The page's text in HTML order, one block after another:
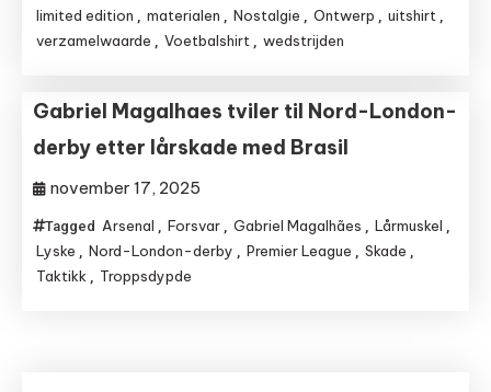
limited edition , materialen , Nostalgie , Ontwerp , uitshirt ,
verzamelwaarde , Voetbalshirt , wedstrijden
Gabriel Magalhaes tviler til Nord-London-
derby etter lårskade med Brasil
november 17, 2025
Tagged Arsenal , Forsvar , Gabriel Magalhães , Lårmuskel ,
Lyske , Nord-London-derby , Premier League , Skade ,
Taktikk , Troppsdypde